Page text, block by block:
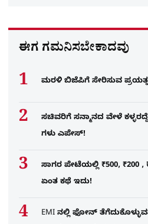
ಈಗ ಗಮನಿಸಬೇಕಾದವು
ಮರಳಿ ಬಿಜೆಪಿಗೆ ಸೇರಿಸುವ
ಸಚಿವರಿಗೆ ಸನ್ಮಾನದ ವೇಳೆ
ಗಳು ಎಪೇಸ್!
ಸಾಗರ ಪೇಟೆಯಲ್ಲಿ ₹500, ₹200
ಏಂತ ಕಥೆ ಇದು!
EMI ನಲ್ಲಿ ಫೋನ್​